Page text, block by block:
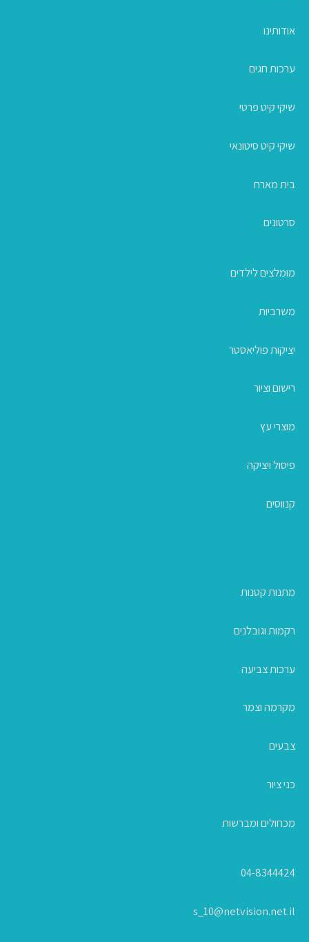
אודותינו
ערכות חגים
שיקי קיט פרטי
שיקי קיט סיטונאי
בית מארח
סרטונים
מומלצים לילדים
משרביות
יציקות פוליאסטר
רישום וציור
מוצרי עץ
פיסול ויציקה
קנווסים
מתנות קטנות
רקמות וגובלנים
ערכות צביעה
מקרמה וצמר
צבעים
כני ציור
מכחולים ומברשות
04-8344424
s_10@netvision.net.il